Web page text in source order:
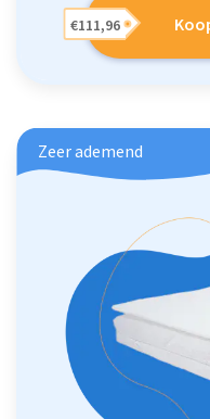
€111,96
Zeer ademend